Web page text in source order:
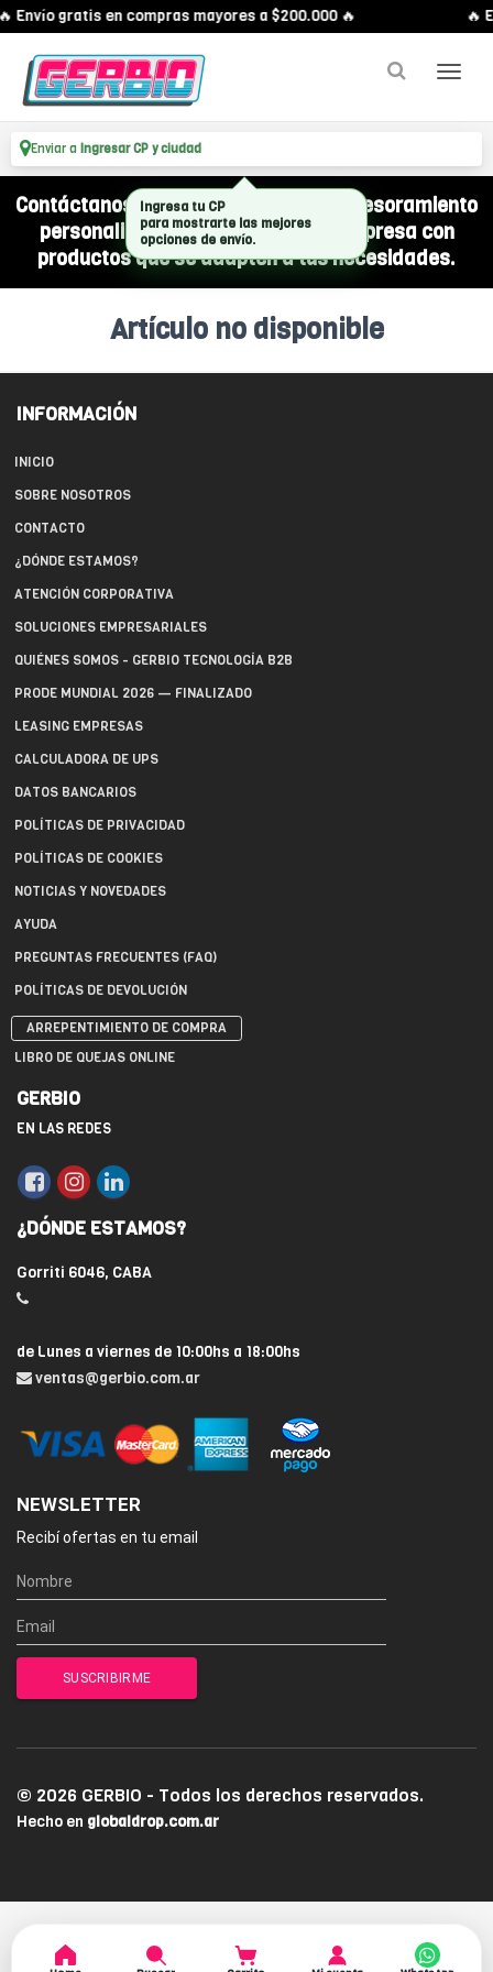
Envío gratis en compras mayores a $200.000 🔥 🔥
Enviar a Ingresar CP y ciudad
Contáctanos por WhatsApp y recibí asesoramiento
personalizado para equipar a tu empresa con
productos que se adapten a tus necesidades.
Artículo no disponible
INFORMACIÓN
INICIO
SOBRE NOSOTROS
CONTACTO
¿DÓNDE ESTAMOS?
ATENCIÓN CORPORATIVA
SOLUCIONES EMPRESARIALES
QUIÉNES SOMOS - GERBIO TECNOLOGÍA B2B
PRODE MUNDIAL 2026 — FINALIZADO
LEASING EMPRESAS
CALCULADORA DE UPS
DATOS BANCARIOS
POLÍTICAS DE PRIVACIDAD
POLÍTICAS DE COOKIES
NOTICIAS Y NOVEDADES
AYUDA
PREGUNTAS FRECUENTES (FAQ)
POLÍTICAS DE DEVOLUCIÓN
ARREPENTIMIENTO DE COMPRA
LIBRO DE QUEJAS ONLINE
GERBIO
EN LAS REDES
¿DÓNDE ESTAMOS?
Gorriti 6046, CABA
de Lunes a viernes de 10:00hs a 18:00hs
ventas@gerbio.com.ar
NEWSLETTER
Recibí ofertas en tu email
© 2026 GERBIO - Todos los derechos reservados.
Hecho en globaldrop.com.ar
Ingresa tu CP
para mostrarte las mejores
opciones de envío.